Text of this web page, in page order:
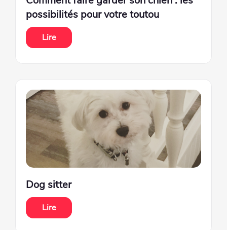
possibilités pour votre toutou
Lire
Dog sitter
Lire